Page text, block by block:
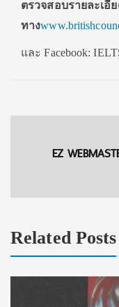
ตรวจสอบรายละเอี
ทาง
และFacebook:
EZ
Related Posts